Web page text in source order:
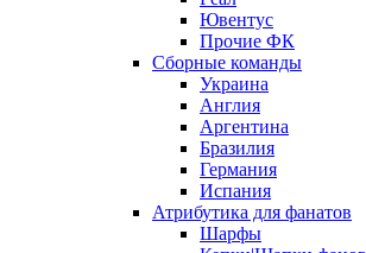
Ювентус
Прочие ФК
Сборные команды
Украина
Англия
Аргентина
Бразилия
Германия
Испания
Атрибутика для фанатов
Шарфы